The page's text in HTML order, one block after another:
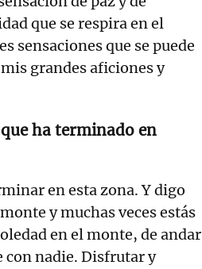
que se respira en el
sensaciones que se puede
grandes aficiones y
ha terminado en
en esta zona. Y digo
y muchas veces estás
en el monte, de andar
nadie. Disfrutar y